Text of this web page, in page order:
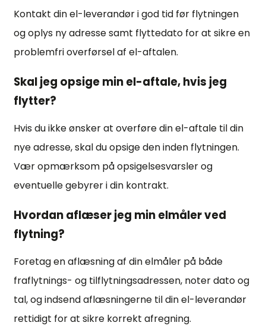
Kontakt din el-leverandør i god tid før flytningen
og oplys ny adresse samt flyttedato for at sikre en
problemfri overførsel af el-aftalen.
Skal jeg opsige min el-aftale, hvis jeg
flytter?
Hvis du ikke ønsker at overføre din el-aftale til din
nye adresse, skal du opsige den inden flytningen.
Vær opmærksom på opsigelsesvarsler og
eventuelle gebyrer i din kontrakt.
Hvordan aflæser jeg min elmåler ved
flytning?
Foretag en aflæsning af din elmåler på både
fraflytnings- og tilflytningsadressen, noter dato og
tal, og indsend aflæsningerne til din el-leverandør
rettidigt for at sikre korrekt afregning.